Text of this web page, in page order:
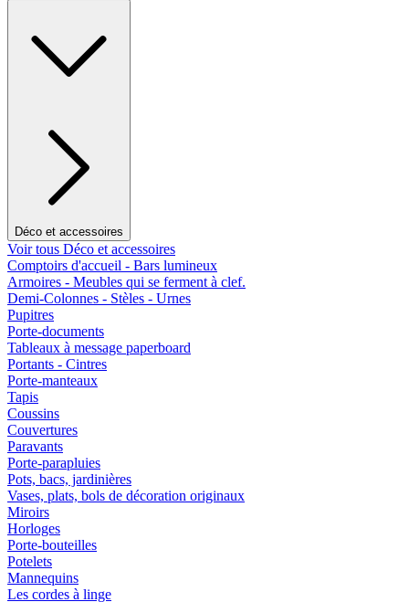
Déco et accessoires
Voir tous Déco et accessoires
Comptoirs d'accueil - Bars lumineux
Armoires - Meubles qui se ferment à clef.
Demi-Colonnes - Stèles - Urnes
Pupitres
Porte-documents
Tableaux à message paperboard
Portants - Cintres
Porte-manteaux
Tapis
Coussins
Couvertures
Paravants
Porte-parapluies
Pots, bacs, jardinières
Vases, plats, bols de décoration originaux
Miroirs
Horloges
Porte-bouteilles
Potelets
Mannequins
Les cordes à linge